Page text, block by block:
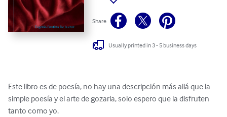
Share
Usually printed in 3 - 5 business days
Este libro es de poesía, no hay una descripción más allá que la
simple poesía y el arte de gozarla, solo espero que la disfruten
tanto como yo.